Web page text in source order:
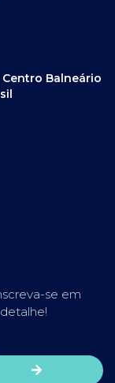
Centro Balneário
se em